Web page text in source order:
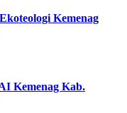
Kemenag
Kemenag Kab.